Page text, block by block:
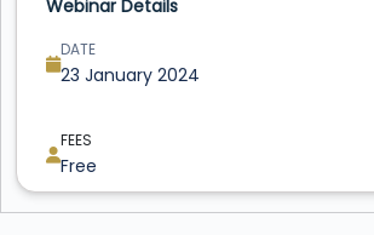
Webinar Details
DATE
23 January 2024
FEES
Free